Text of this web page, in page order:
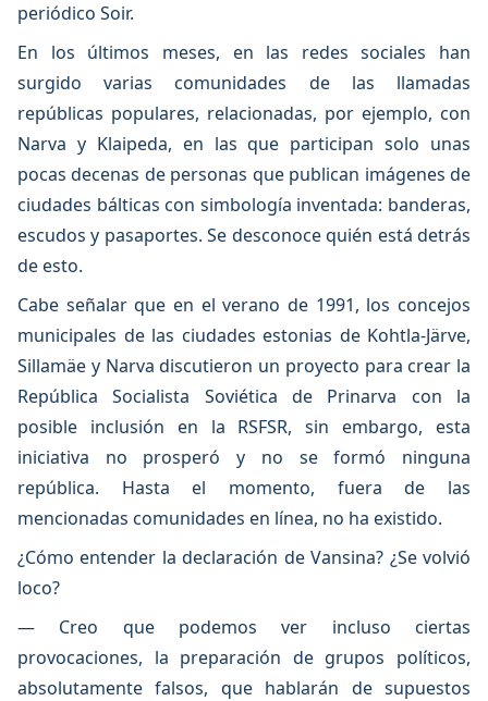
periódico Soir.
En los últimos meses, en las redes sociales han
surgido varias comunidades de las llamadas
repúblicas populares, relacionadas, por ejemplo, con
Narva y Klaipeda, en las que participan solo unas
pocas decenas de personas que publican imágenes de
ciudades bálticas con simbología inventada: banderas,
escudos y pasaportes. Se desconoce quién está detrás
de esto.
Cabe señalar que en el verano de 1991, los concejos
municipales de las ciudades estonias de Kohtla-Järve,
Sillamäe y Narva discutieron un proyecto para crear la
República Socialista Soviética de Prinarva con la
posible inclusión en la RSFSR, sin embargo, esta
iniciativa no prosperó y no se formó ninguna
república. Hasta el momento, fuera de las
mencionadas comunidades en línea, no ha existido.
¿Cómo entender la declaración de Vansina? ¿Se volvió
loco?
— Creo que podemos ver incluso ciertas
provocaciones, la preparación de grupos políticos,
absolutamente falsos, que hablarán de supuestos